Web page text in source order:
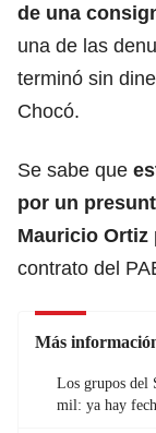
de una
una de las
terminó sin
Chocó.
Se sabe que
por un
Mauricio Ortiz
contrato del
Más
Los grupos del
mil: ya hay